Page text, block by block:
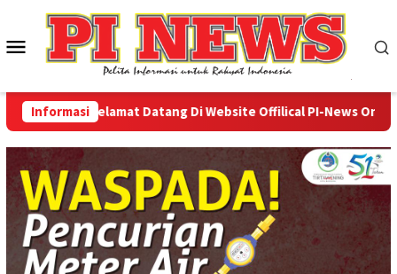
konten
Menu
Mobile
InformasiSelamat Datang Di Website Offilical PI-News Online -